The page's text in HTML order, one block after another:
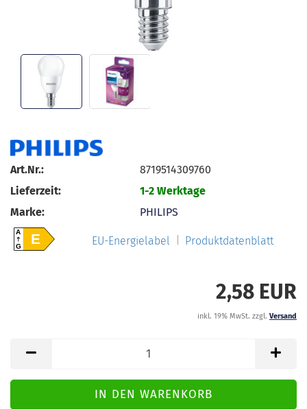
Art.Nr.:
8719514309760
Lieferzeit:
1-2 Werktage
Marke:
PHILIPS
A
GE EU-Energielabel Produktdatenblatt
2,58 EUR
inkl. 19% MwSt. zzgl. Versand